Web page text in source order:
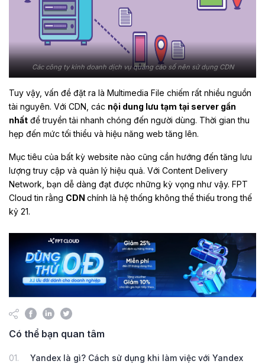
Các công ty kinh doanh dịch vụ quảng cáo số nên sử dụng CDN
Tuy vậy, vấn đề đặt ra là Multimedia File chiếm rất nhiều nguồn
tài nguyên. Với CDN, các nội dung lưu tạm tại server gần
nhất để truyền tải nhanh chóng đến người dùng. Thời gian thu
hẹp đến mức tối thiểu và hiệu năng web tăng lên.
Mục tiêu của bất kỳ website nào cũng cần hướng đến tăng lưu
lượng truy cập và quản lý hiệu quả. Với Content Delivery
Network, bạn dễ dàng đạt được những kỳ vọng như vậy. FPT
Cloud tin rằng CDN chính là hệ thống không thể thiếu trong thế
kỷ 21.
Có thể bạn quan tâm
01.
Yandex là gì? Cách sử dụng khi làm việc với Yandex